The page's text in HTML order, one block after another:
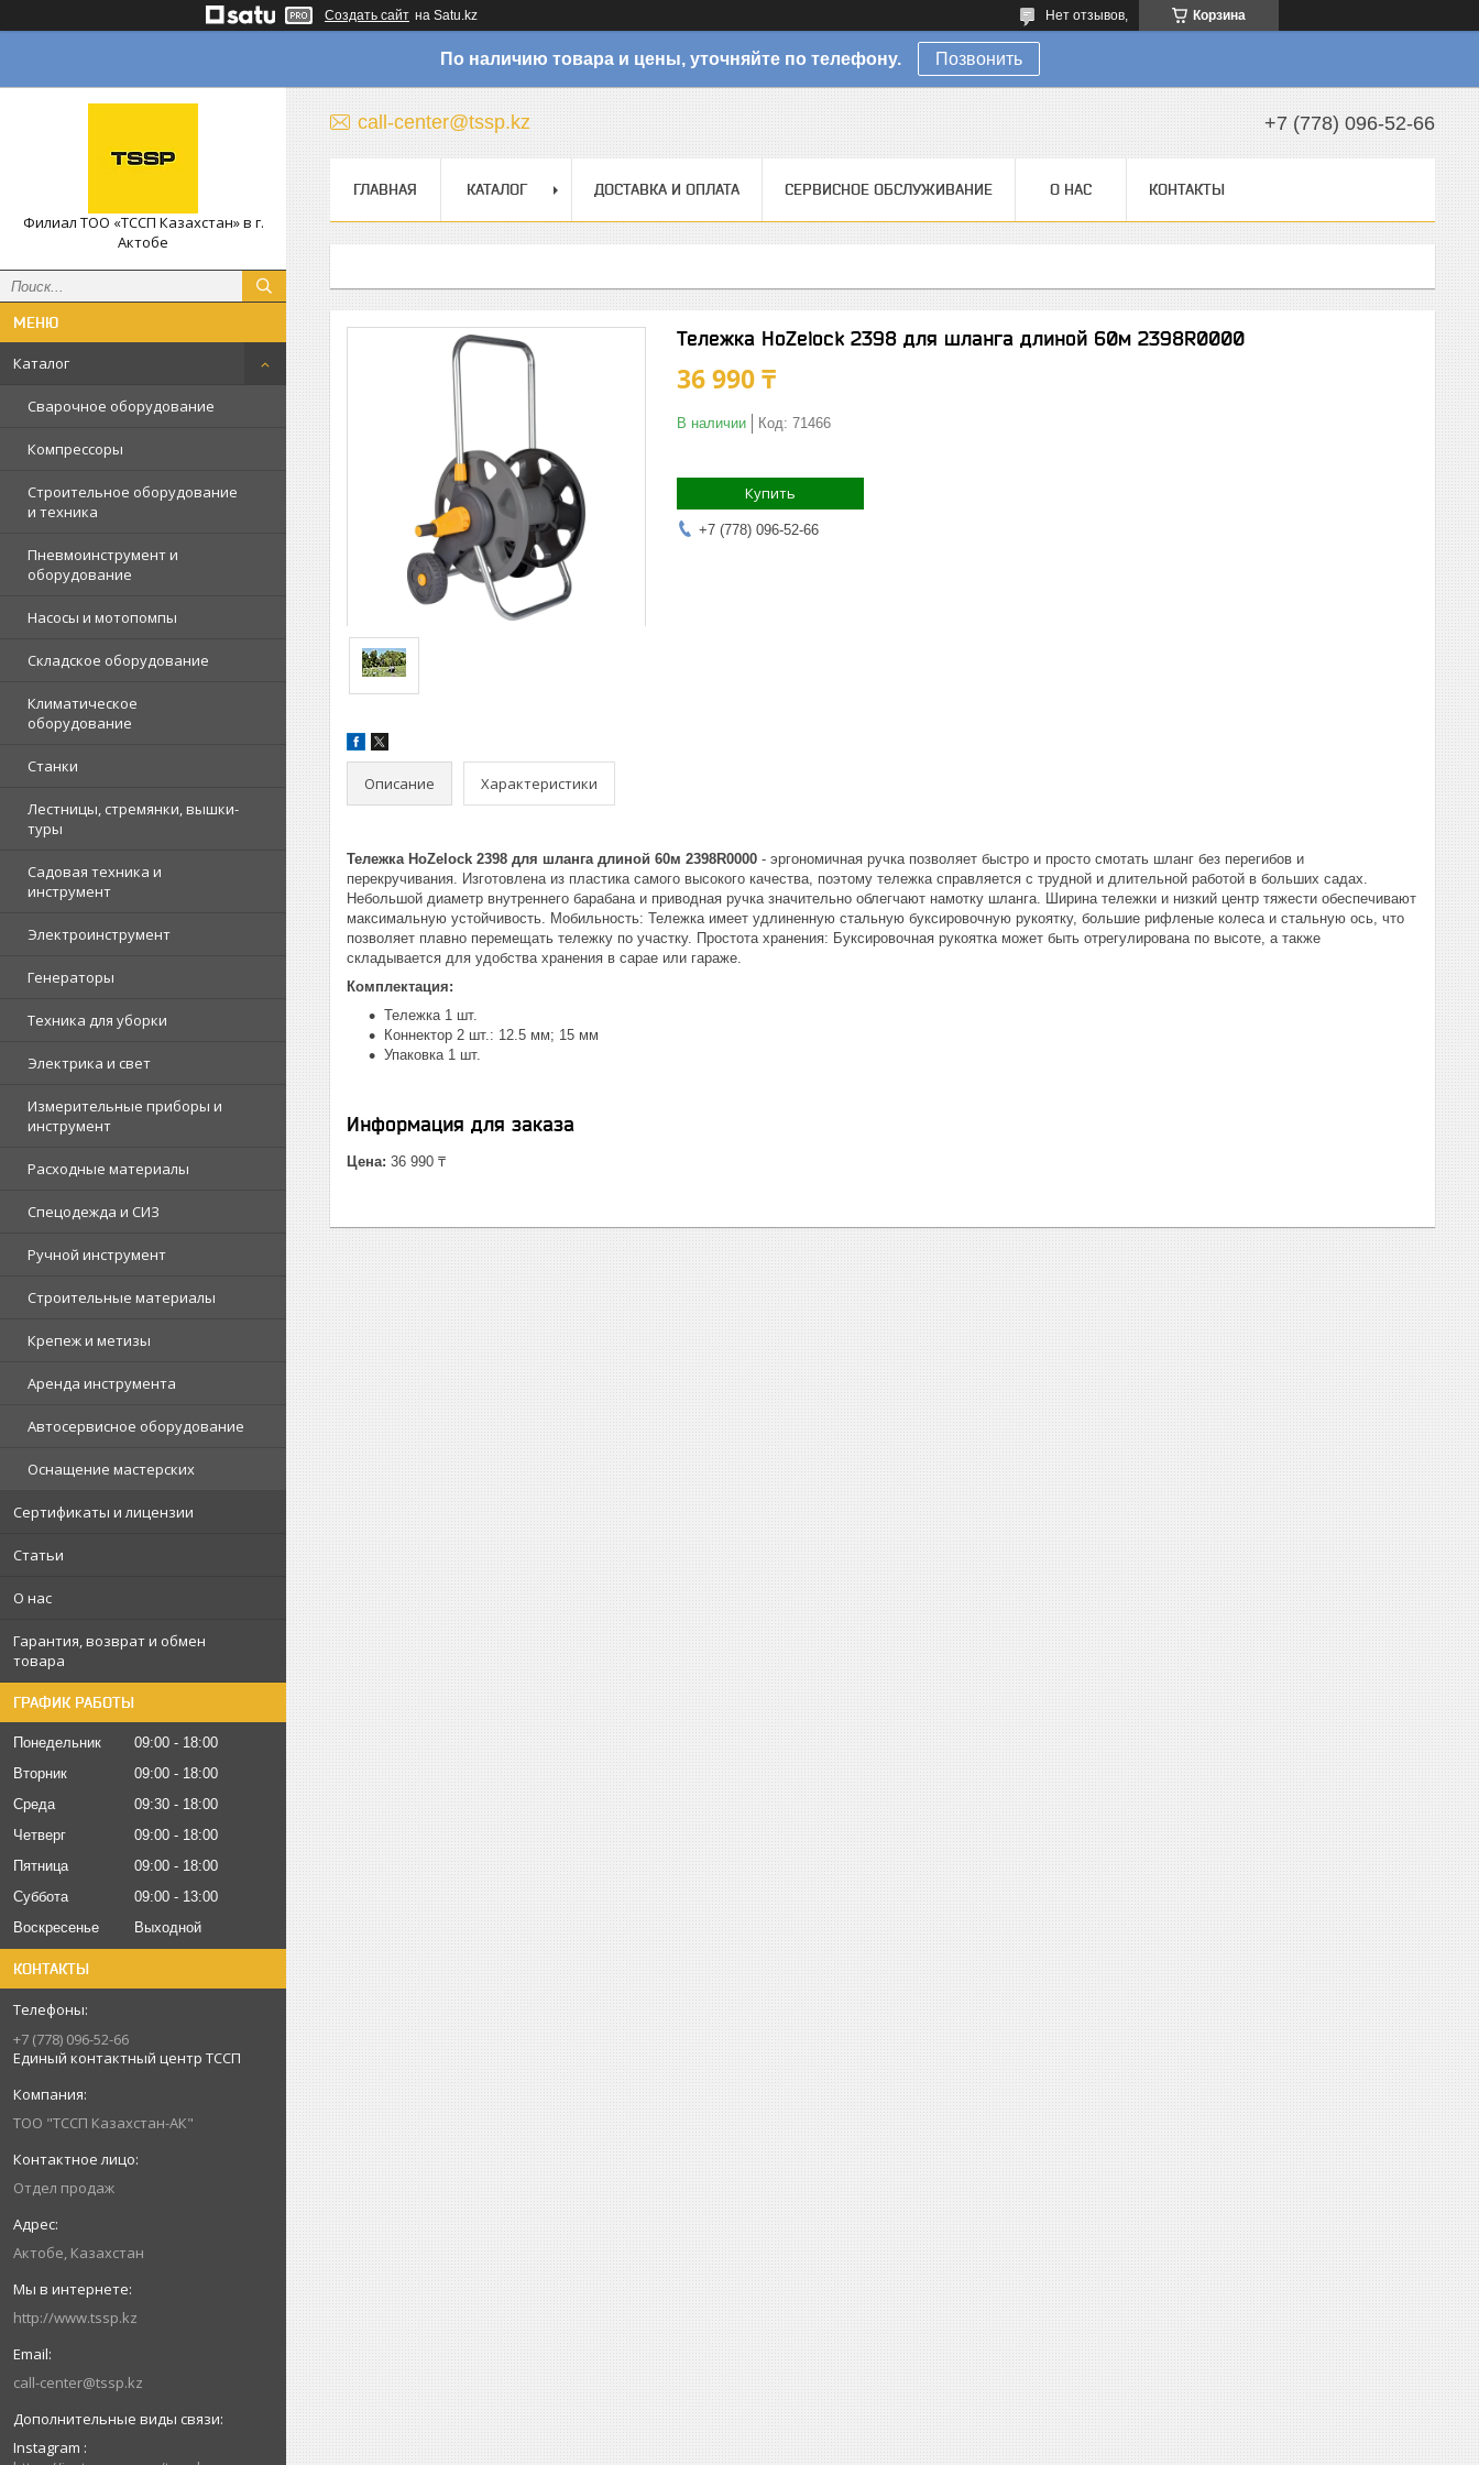
Создать сайт на Satu.kz Корзина
Нет отзывов,
По наличию товара и цены, уточняйте по телефону. Позвонить
Филиал ТОО «ТССП Казахстан» в г.
Актобе
Каталог
Сварочное оборудование
Компрессоры
Строительное оборудование
и техника
Пневмоинструмент и
оборудование
Насосы и мотопомпы
Складское оборудование
Климатическое
оборудование
Станки
Лестницы, стремянки, вышки-
туры
Садовая техника и
инструмент
Электроинструмент
Генераторы
Техника для уборки
Электрика и свет
Измерительные приборы и
инструмент
Расходные материалы
Спецодежда и СИЗ
Ручной инструмент
Строительные материалы
Крепеж и метизы
Аренда инструмента
Автосервисное оборудование
Оснащение мастерских
Сертификаты и лицензии
Статьи
О нас
Гарантия, возврат и обмен
товара
ГРАФИК РАБОТЫ
Понедельник 09:00
18:00
Вторник
09:00
18:00
Среда
09:30
18:00
Четверг
09:00
18:00
Пятница
09:00
18:00
Суббота
09:00
13:00
Воскресенье
Выходной
КОНТАКТЫ
+7 (778) 096-52-66
Единый контактный центр ТССП
ТОО "ТССП Казахстан-АК"
Отдел продаж
Актобе, Казахстан
http://www.tssp.kz
call-center@tssp.kz
Instagram
call-center@tssp.kz +7 (778) 096-52-66
ГЛАВНАЯ КАТАЛОГ ДОСТАВКА И ОПЛАТА СЕРВИСНОЕ ОБСЛУЖИВАНИЕ О НАС КОНТАКТЫ
Тележка HoZelock 2398 для шланга длиной 60м 2398R0000
36 990 ₸
В наличии Код: 71466
Купить
+7 (778) 096-52-66
Описание Характеристики
Тележка HoZelock 2398 для шланга длиной 60м 2398R0000 - эргономичная ручка позволяет быстро и просто смотать шланг без перегибов и
перекручивания. Изготовлена из пластика самого высокого качества, поэтому тележка справляется с трудной и длительной работой в больших садах.
Небольшой диаметр внутреннего барабана и приводная ручка значительно облегчают намотку шланга. Ширина тележки и низкий центр тяжести обеспечивают
максимальную устойчивость. Мобильность: Тележка имеет удлиненную стальную буксировочную рукоятку, большие рифленые колеса и стальную ось, что
позволяет плавно перемещать тележку по участку. Простота хранения: Буксировочная рукоятка может быть отрегулирована по высоте, а также
складывается для удобства хранения в сарае или гараже.
Комплектация:
Тележка 1 шт.
Коннектор 2 шт.: 12.5 мм; 15 мм
Упаковка 1 шт.
Информация для заказа
Цена: 36 990 ₸